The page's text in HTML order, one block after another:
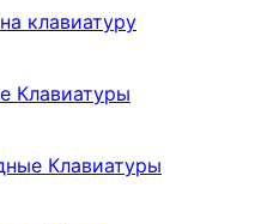
клавиатуру
Клавиатуры
Клавиатуры